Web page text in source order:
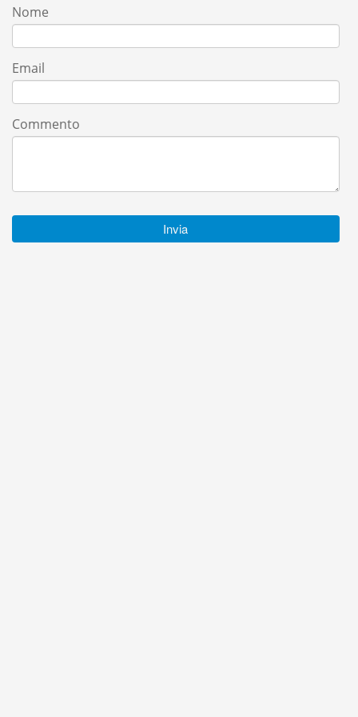
Nome
Email
Commento
Invia